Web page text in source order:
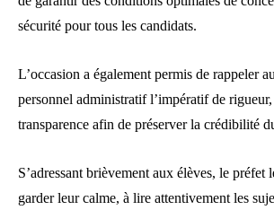
sécurité pour tous les candidats.
L’occasion a également permis de rappeler
personnel administratif l’impératif de
transparence afin de préserver la crédibilité
S’adressant brièvement aux élèves, le préfet
garder leur calme, à lire attentivement les